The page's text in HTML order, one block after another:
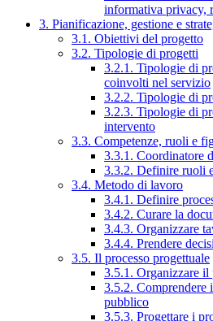
informativa privacy,
3. Pianificazione, gestione e
3.1. Obiettivi del progetto
3.2. Tipologie di progetti
3.2.1. Tipologie di
coinvolti nel servizio
3.2.2. Tipologie di
3.2.3. Tipologie di
intervento
3.3. Competenze, ruoli e
3.3.1. Coordinatore
3.3.2. Definire ruoli
3.4. Metodo di lavoro
3.4.1. Definire
3.4.2. Curare la
3.4.3. Organizzare
3.4.4. Prendere
3.5. Il processo progettuale
3.5.1. Organizzare il
3.5.2. Comprendere
pubblico
3.5.3. Progettare i